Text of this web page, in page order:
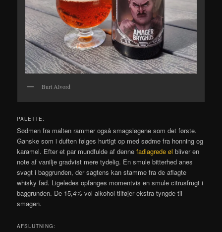
Burt Alvord
PALETTE:
Sødmen fra malten rammer også smagsløgene som det første.
Ganske som i duften følges hurtigt op med sødme fra honning og
karamel. Efter et par mundfulde af dennefadlagrede øl bliver en
note af vanilje gradvist mere tydelig. En smule bitterhed anes
svagt i baggrunden, der sagtens kan stamme fra de aflagte
whisky fad. Ligeledes opfanges momentvis en smule citrusfrugt i
baggrunden. De 15,4% vol alkohol tilføjer ekstra tyngde til
smagen.
AFSLUTNING: